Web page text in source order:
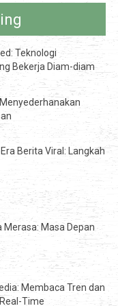
Teknologi
Bekerja Diam-diam
Berita Viral: Langkah
Merasa: Masa Depan
Membaca Tren dan
Time